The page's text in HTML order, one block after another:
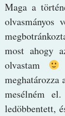
Maga a
olvasmányos
most ahogy
olvastam
meghatározza
mesélném
ledöbbentett,